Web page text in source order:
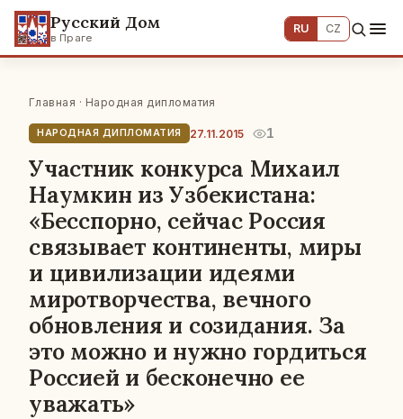
Русский Дом
в Праге
RU CZ
Главная · Народная дипломатия
НАРОДНАЯ ДИПЛОМАТИЯ 27.11.2015 1
Участник конкурса Михаил
Наумкин из Узбекистана:
«Бесспорно, сейчас Россия
связывает континенты, миры
и цивилизации идеями
миротворчества, вечного
обновления и созидания. За
это можно и нужно гордиться
Россией и бесконечно ее
уважать»